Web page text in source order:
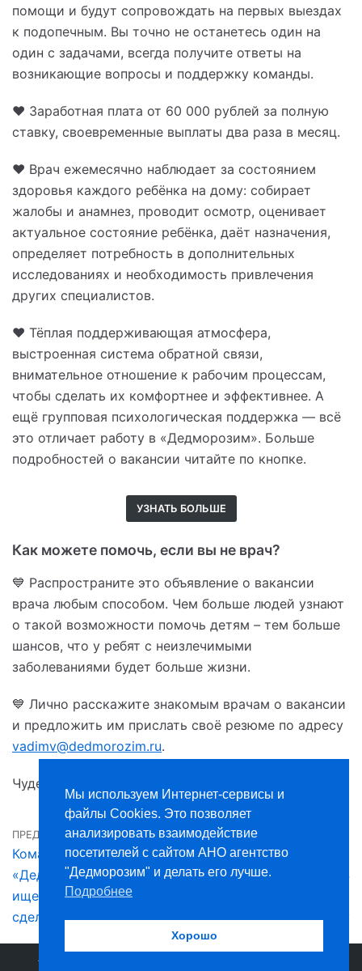
помощи и будут сопровождать на первых выездах
к подопечным. Вы точно не останетесь один на
один с задачами, всегда получите ответы на
возникающие вопросы и поддержку команды.
❤️ Заработная плата от 60 000 рублей за полную
ставку, своевременные выплаты два раза в месяц.
❤️ Врач ежемесячно наблюдает за состоянием
здоровья каждого ребёнка на дому: собирает
жалобы и анамнез, проводит осмотр, оценивает
актуальное состояние ребёнка, даёт назначения,
определяет потребность в дополнительных
исследованиях и необходимость привлечения
других специалистов.
❤️ Тёплая поддерживающая атмосфера,
выстроенная система обратной связи,
внимательное отношение к рабочим процессам,
чтобы сделать их комфортнее и эффективнее. А
ещё групповая психологическая поддержка — всё
это отличает работу в «Дедморозим». Больше
подробностей о вакансии читайте по кнопке.
УЗНАТЬ БОЛЬШЕ
Как можете помочь, если вы не врач?
💙 Распространите это объявление о вакансии
врача любым способом. Чем больше людей узнают
о такой возможности помочь детям – тем больше
шансов, что у ребят с неизлечимыми
заболеваниями будет больше жизни.
💙 Лично расскажите знакомым врачам о вакансии
и предложить им прислать своё резюме по адресу
vadimv@dedmorozim.ru.
Чудеса верят в вас!
ПРЕДЫДУЩАЯ
Команда
«Дедморозим»
ищет водителей —
сделайте репост
Команда «Дедморозим»
получила грант на 14
важную поддержку
Агентство медицинских и социальных услуг
Мы используем Интернет-сервисы и
файлы Cookies. Это позволяет
анализировать взаимодействие
посетителей с сайтом АНО агентство
"Дедморозим" и делать его лучше.
Подробнее
Хорошо